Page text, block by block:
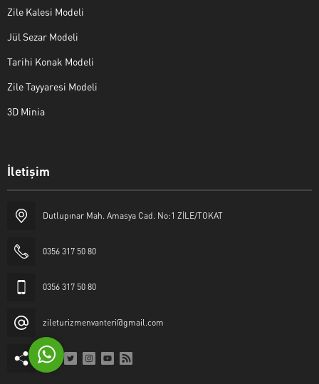
Zile Kalesi Modeli
Jül Sezar Modeli
Tarihi Konak Modeli
Zile Tayyaresi Modeli
3D Minia
İletişim
Dutlupınar Mah. Amasya Cad. No:1 ZİLE/TOKAT
0356 317 50 80
0356 317 50 80
zileturizmenvanteri@gmail.com